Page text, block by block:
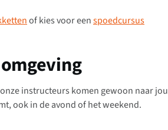
of kies voor eenspoedcursus
instructeurs komen gewoon naar jou
ook in de avond of het weekend.